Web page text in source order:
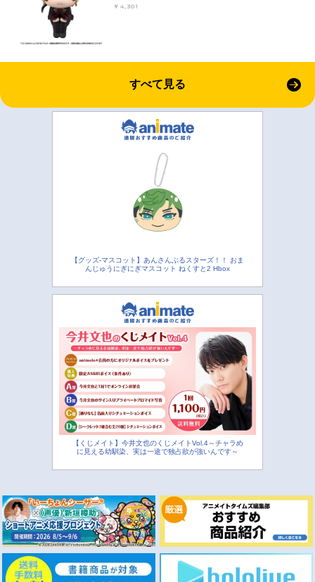
￥4,301
すべて見る
【グッズ-マスコット】あんさんぶるスターズ！！ おま
んじゅうにぎにぎマスコット ねくすと2 Hbox
【くじメイト】今井文也のくじメイトVol.4～チャラめ
に見える幼馴染、実は一途で独占欲が強いんです～